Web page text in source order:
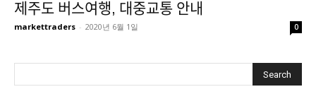
제주도 버스여행, 대중교통 안내
markettraders - 2020년 6월 1일 0